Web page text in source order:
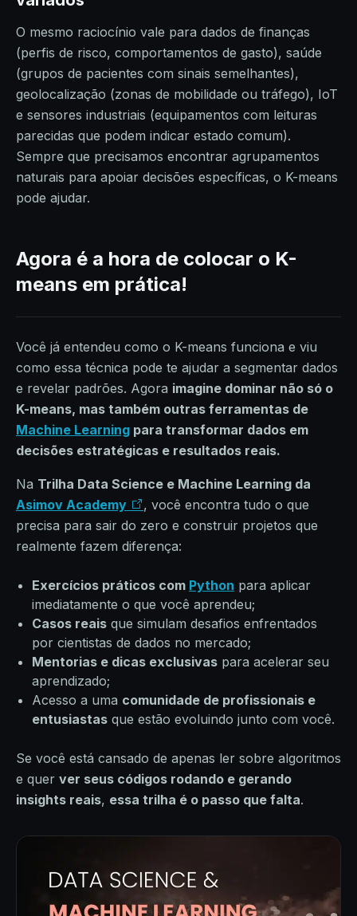
O mesmo raciocínio vale para dados de finanças
(perfis de risco, comportamentos de gasto), saúde
(grupos de pacientes com sinais semelhantes),
geolocalização (zonas de mobilidade ou tráfego), IoT
e sensores industriais (equipamentos com leituras
parecidas que podem indicar estado comum).
Sempre que precisamos encontrar agrupamentos
naturais para apoiar decisões específicas, o K-means
pode ajudar.
Agora é a hora de colocar o K-
means em prática!
Você já entendeu como o K-means funciona e viu
como essa técnica pode te ajudar a segmentar dados
e revelar padrões. Agora imagine dominar não só o
K-means, mas também outras ferramentas de
Machine Learning para transformar dados em
decisões estratégicas e resultados reais.
Na Trilha Data Science e Machine Learning da
Asimov Academy
, você encontra tudo o que
precisa para sair do zero e construir projetos que
realmente fazem diferença:
Exercícios práticos com Python para aplicar
imediatamente o que você aprendeu;
Casos reais que simulam desafios enfrentados
por cientistas de dados no mercado;
Mentorias e dicas exclusivas para acelerar seu
aprendizado;
Acesso a uma comunidade de profissionais e
entusiastas que estão evoluindo junto com você.
Se você está cansado de apenas ler sobre algoritmos
e quer ver seus códigos rodando e gerando
insights reais, essa trilha é o passo que falta.